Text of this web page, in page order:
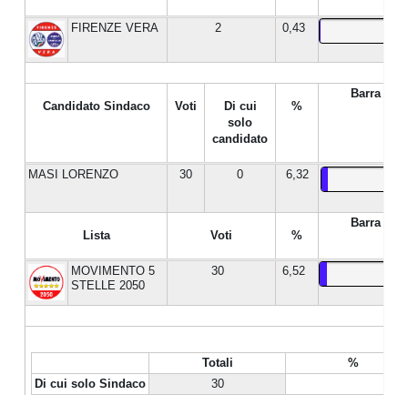
FIRENZE VERA 2 0,43
Candidato Sindaco Voti
Di cui
solo
candidato
%
Barra %
MASI LORENZO 30 0 6,32
Lista Voti %
Barra %
MOVIMENTO 5
STELLE 2050
30 6,52
Totali
%
Di cui solo Sindaco
30